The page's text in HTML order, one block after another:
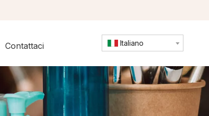
Contattaci Italiano